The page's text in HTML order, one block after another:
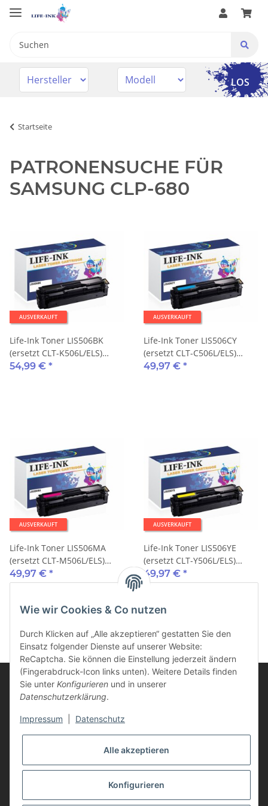
LOS
Startseite
PATRONENSUCHE FÜR
SAMSUNG CLP-680
AUSVERKAUFT
Life-Ink Toner LIS506BK
(ersetzt CLT-K506L/ELS)
6.000 Seiten schwarz
54,99 € *
AUSVERKAUFT
Life-Ink Toner LIS506CY
(ersetzt CLT-C506L/ELS)
3.500 Seiten cyan
49,97 € *
AUSVERKAUFT
Life-Ink Toner LIS506MA
(ersetzt CLT-M506L/ELS)
3.500 Seiten magenta
49,97 € *
AUSVERKAUFT
Life-Ink Toner LIS506YE
(ersetzt CLT-Y506L/ELS)
3.500 Seiten gelb
49,97 € *
Kunden Service
Wie wir Cookies & Co nutzen
Durch Klicken auf „Alle akzeptieren“ gestatten Sie den
Einsatz folgender Dienste auf unserer Website:
ReCaptcha. Sie können die Einstellung jederzeit ändern
(Fingerabdruck-Icon links unten). Weitere Details finden
Sie unter Konfigurieren und in unserer
Datenschutzerklärung.
Impressum Datenschutz
Alle akzeptieren
Konfigurieren